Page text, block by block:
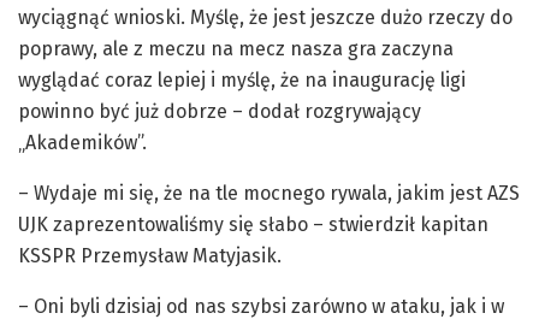
wyciągnąć wnioski. Myślę, że jest jeszcze dużo rzeczy do
poprawy, ale z meczu na mecz nasza gra zaczyna
wyglądać coraz lepiej i myślę, że na inaugurację ligi
powinno być już dobrze – dodał rozgrywający
„Akademików”.
– Wydaje mi się, że na tle mocnego rywala, jakim jest AZS
UJK zaprezentowaliśmy się słabo – stwierdził kapitan
KSSPR Przemysław Matyjasik.
– Oni byli dzisiaj od nas szybsi zarówno w ataku, jak i w